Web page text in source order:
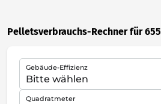
Pelletsverbrauchs-Rechner für
Gebäude-Effizienz
Quadratmeter